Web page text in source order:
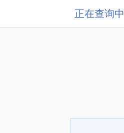
正在查询中